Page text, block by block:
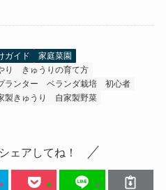
ガイド
家庭菜園
り
きゅうりの育て方
ランター ベランダ栽培
初心者
製きゅうり
自家製野菜
ェアしてね！